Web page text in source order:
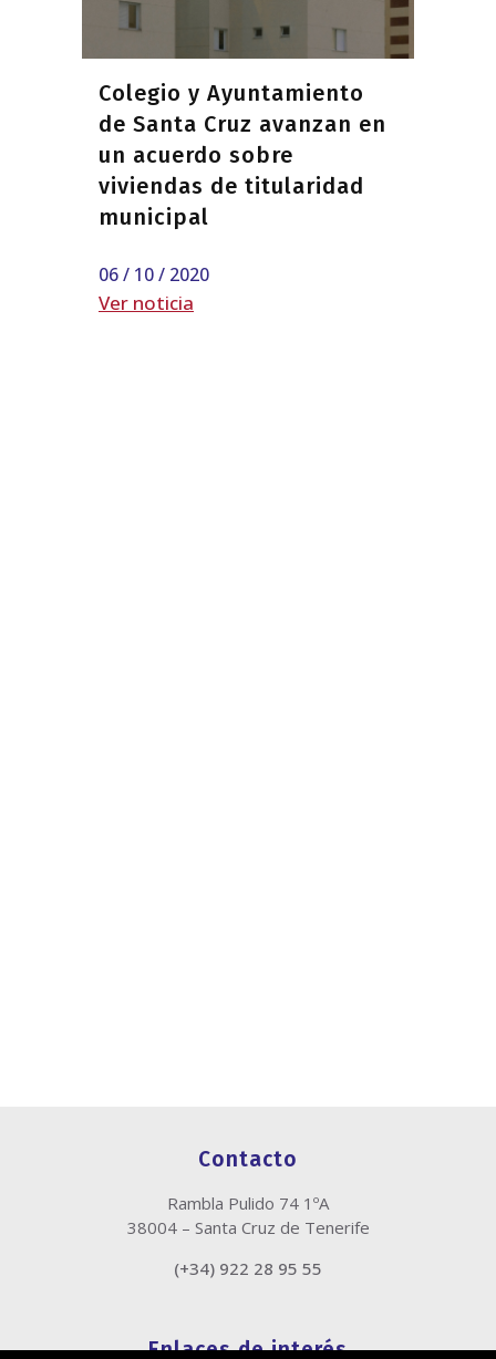
Colegio y Ayuntamiento
de Santa Cruz avanzan en
un acuerdo sobre
viviendas de titularidad
municipal
06 / 10 / 2020
Ver noticia
Contacto
Rambla Pulido 74 1ºA
38004 – Santa Cruz de Tenerife
(+34) 922 28 95 55
Enlaces de interés